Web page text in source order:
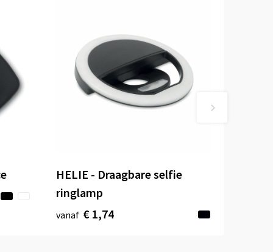
HELIE - Draagbare selfie
ringlamp
vanaf € 1,74